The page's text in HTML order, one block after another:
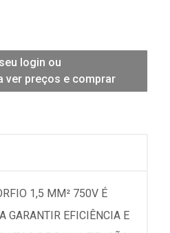
login ou
ver preços e comprar
1,5 MM² 750V É
GARANTIR EFICIÊNCIA E